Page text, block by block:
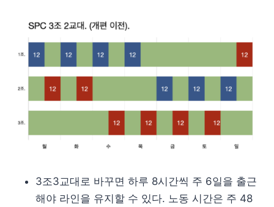
3조3교대로 바꾸면 하루 8시간씩 주 6일을 출근
해야 라인을 유지할 수 있다. 노동 시간은 주 48